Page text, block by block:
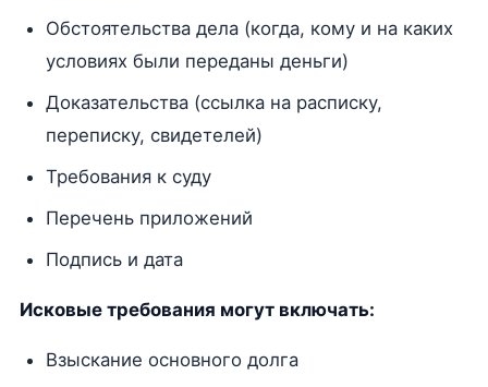
Обстоятельства дела (когда, кому и на каких
условиях были переданы деньги)
Доказательства (ссылка на расписку,
переписку, свидетелей)
Требования к суду
Перечень приложений
Подпись и дата
Исковые требования могут включать:
Взыскание основного долга